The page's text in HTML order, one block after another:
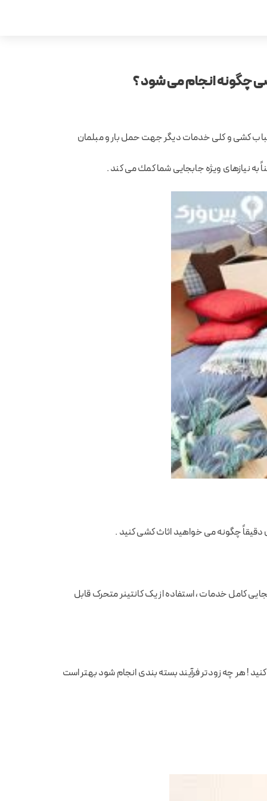
انجام می شود ؟
کشی و کلی خدمات دیگر جهت حمل بار و مبلمان
به نیازهای ویژه جابجایی شما كمك می كند .
دقیقاً چگونه می خواهید اثاث کشی کنید .
کامل خدمات ، استفاده از یک کانتینر متحرک قابل
! هر چه زودتر فرآیند بسته بندی انجام شود بهتر است